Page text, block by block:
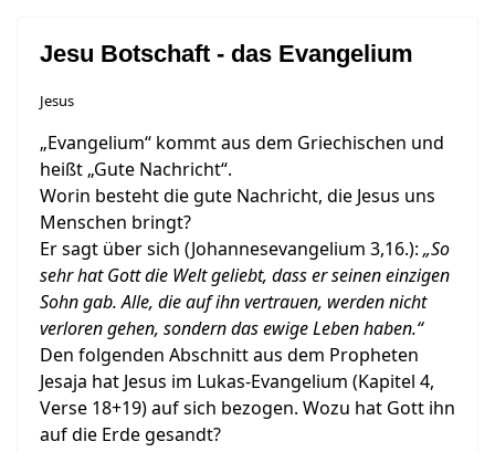
Jesu Botschaft - das Evangelium
Jesus
„Evangelium“ kommt aus dem Griechischen und
heißt „Gute Nachricht“.
Worin besteht die gute Nachricht, die Jesus uns
Menschen bringt?
Er sagt über sich (Johannesevangelium 3,16.): „So
sehr hat Gott die Welt geliebt, dass er seinen einzigen
Sohn gab. Alle, die auf ihn vertrauen, werden nicht
verloren gehen, sondern das ewige Leben haben.“
Den folgenden Abschnitt aus dem Propheten
Jesaja hat Jesus im Lukas-Evangelium (Kapitel 4,
Verse 18+19) auf sich bezogen. Wozu hat Gott ihn
auf die Erde gesandt?